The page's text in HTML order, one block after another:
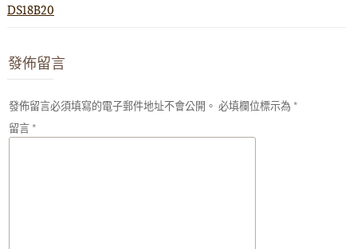
DS18B20
發佈留言
發佈留言必須填寫的電子郵件地址不會公開。 必填欄位標示為*
留言*